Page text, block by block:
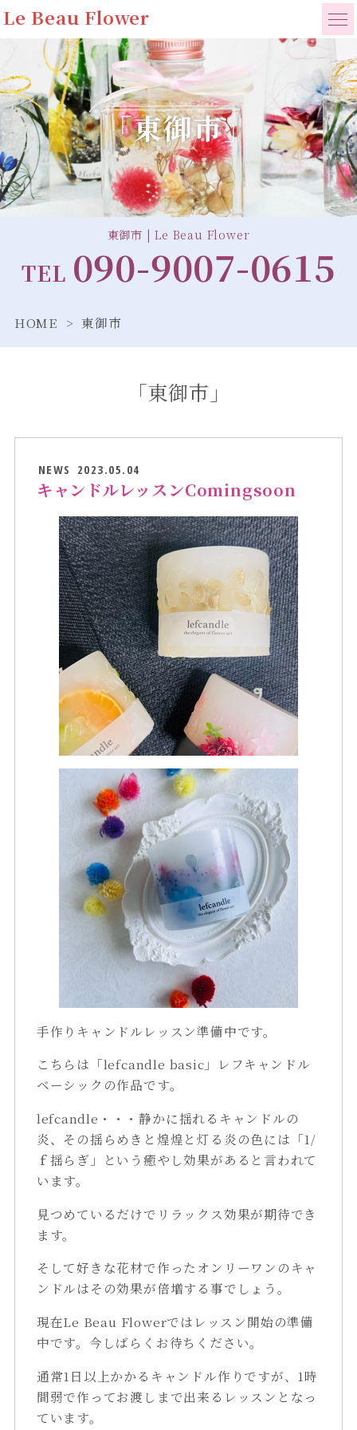
Le Beau Flower
「東御市」
東御市 | Le Beau Flower
TEL 090-9007-0615
HOME 東御市
「東御市」
NEWS 2023.05.04
キャンドルレッスンComingsoon
手作りキャンドルレッスン準備中です。
こちらは「lefcandle basic」レフキャンドル
ベーシックの作品です。
lefcandle・・・静かに揺れるキャンドルの
炎、その揺らめきと煌煌と灯る炎の色には「1/
ｆ揺らぎ」という癒やし効果があると言われて
います。
見つめているだけでリラックス効果が期待でき
ます。
そして好きな花材で作ったオンリーワンのキャ
ンドルはその効果が倍増する事でしょう。
現在Le Beau Flowerではレッスン開始の準備
中です。今しばらくお待ちください。
通常1日以上かかるキャンドル作りですが、1時
間弱で作ってお渡しまで出来るレッスンとなっ
ています。